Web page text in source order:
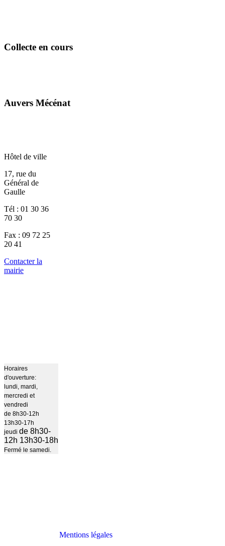
Collecte en cours
Auvers Mécénat
Hôtel de ville
17, rue du
Général de
Gaulle
Tél : 01 30 36
70 30
Fax : 09 72 25
20 41
Contacter la
mairie
Horaires
d'ouverture:
lundi, mardi,
mercredi et
vendredi
de 8h30-12h
13h30-17h
jeudi de 8h30-
12h 13h30-18h
Fermé le samedi.
Mentions légales